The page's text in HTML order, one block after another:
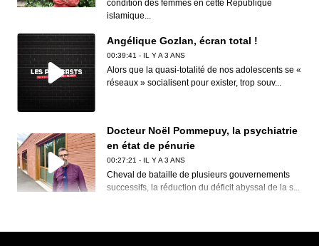
condition des femmes en cette République
islamique...
Angélique Gozlan, écran total !
00:39:41 - IL Y A 3 ANS
Alors que la quasi-totalité de nos adolescents se «
réseaux » socialisent pour exister, trop souv...
Docteur Noël Pommepuy, la psychiatrie
en état de pénurie
00:27:21 - IL Y A 3 ANS
Cheval de bataille de plusieurs gouvernements
successifs, la réduction du déficit abyssal de la s...